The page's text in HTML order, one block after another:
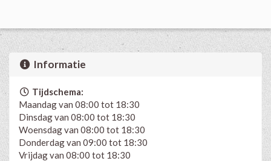
Informatie
Tijdschema:
Maandag van 08:00 tot 18:30
Dinsdag van 08:00 tot 18:30
Woensdag van 08:00 tot 18:30
Donderdag van 09:00 tot 18:30
Vrijdag van 08:00 tot 18:30